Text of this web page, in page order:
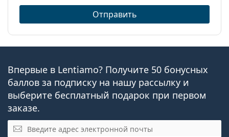
Отправить
Впервые в Lentiamo? Получите 50 бонусных
баллов за подписку на нашу рассылку и
выберите бесплатный подарок при первом
заказе.
Эл. почта